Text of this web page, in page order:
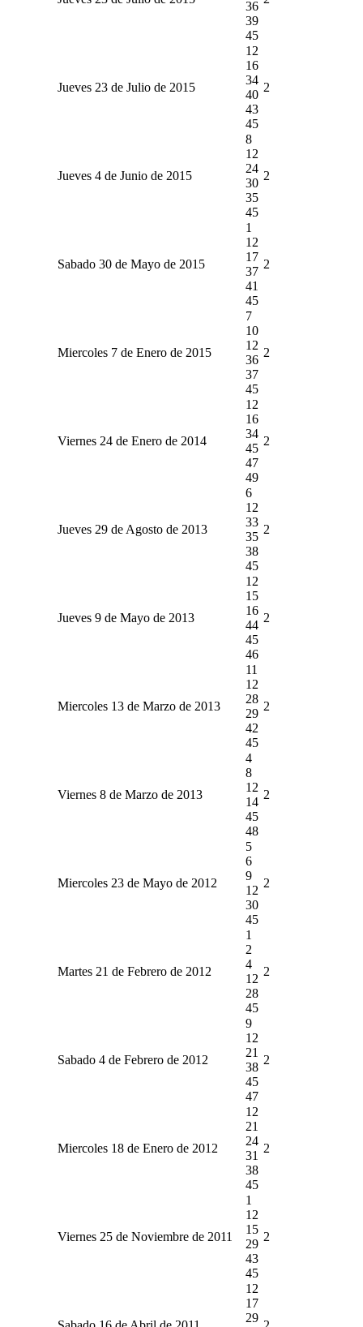
36
39
45
Jueves 23 de Julio de 2015
12
16
34
40
43
45
2
Jueves 4 de Junio de 2015
8
12
24
30
35
45
2
Sabado 30 de Mayo de 2015
1
12
17
37
41
45
2
Miercoles 7 de Enero de 2015
7
10
12
36
37
45
2
Viernes 24 de Enero de 2014
12
16
34
45
47
49
2
Jueves 29 de Agosto de 2013
6
12
33
35
38
45
2
Jueves 9 de Mayo de 2013
12
15
16
44
45
46
2
Miercoles 13 de Marzo de 2013
11
12
28
29
42
45
2
Viernes 8 de Marzo de 2013
4
8
12
14
45
48
2
Miercoles 23 de Mayo de 2012
5
6
9
12
30
45
2
Martes 21 de Febrero de 2012
1
2
4
12
28
45
2
Sabado 4 de Febrero de 2012
9
12
21
38
45
47
2
Miercoles 18 de Enero de 2012
12
21
24
31
38
45
2
Viernes 25 de Noviembre de 2011
1
12
15
29
43
45
2
12
17
29